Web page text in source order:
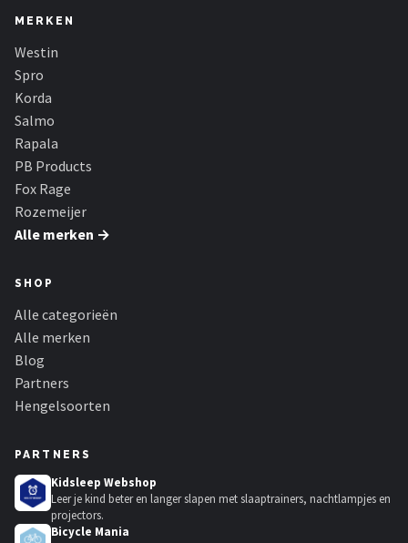
MERKEN
Westin
Spro
Korda
Salmo
Rapala
PB Products
Fox Rage
Rozemeijer
Alle merken →
SHOP
Alle categorieën
Alle merken
Blog
Partners
Hengelsoorten
PARTNERS
Kidsleep Webshop
Leer je kind beter en langer slapen met slaaptrainers, nachtlampjes en
projectors.
Bicycle Mania